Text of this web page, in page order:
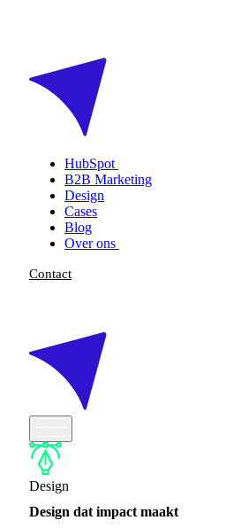
HubSpot
B2B Marketing
Design
Cases
Blog
Over ons
Contact
Design
Design dat impact maakt